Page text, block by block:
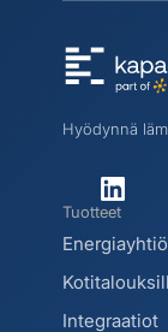
Hyödynnä
Tuotteet
Integraatiot